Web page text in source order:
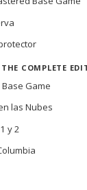
COMPLETE
Game
las Nubes
y 2